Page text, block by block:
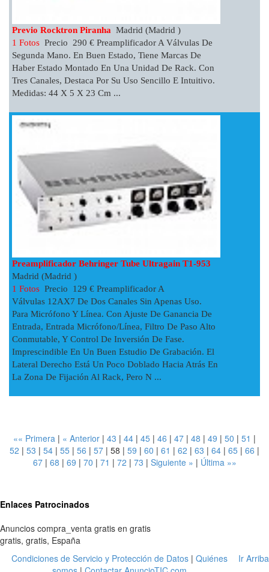
Previo Rocktron Piranha Madrid (Madrid )
1 Fotos Precio 290 € Preamplificador A Válvulas De
Segunda Mano. En Buen Estado, Tiene Marcas De
Haber Estado Montado En Una Unidad De Rack. Con
Tres Canales, Destaca Por Su Uso Sencillo E Intuitivo.
Medidas: 44 X 5 X 23 Cm ...
Preamplificador Behringer Tube Ultragain T1-953
Madrid (Madrid )
1 Fotos Precio 129 € Preamplificador A
Válvulas 12AX7 De Dos Canales Sin Apenas Uso.
Para Micrófono Y Línea. Con Ajuste De Ganancia De
Entrada, Entrada Micrófono/línea, Filtro De Paso Alto
Conmutable, Y Control De Inversión De Fase.
Imprescindible En Un Buen Estudio De Grabación. El
Lateral Derecho Está Un Poco Doblado Hacia Atrás En
La Zona De Fijación Al Rack, Pero N ...
«« Primera | « Anterior | 43 | 44 | 45 | 46 | 47 | 48 | 49 | 50 | 51 |
52 | 53 | 54 | 55 | 56 | 57 | 58 | 59 | 60 | 61 | 62 | 63 | 64 | 65 | 66 |
67| 68 | 69 | 70 | 71 | 72 | 73 | Siguiente » | Última »»
Enlaces Patrocinados
Anuncios compra_venta gratis en gratis
gratis, gratis, España
Ir Arriba
Condiciones de Servicio y Protección de Datos| Quiénes